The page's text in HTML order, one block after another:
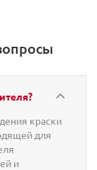
краски
для
и